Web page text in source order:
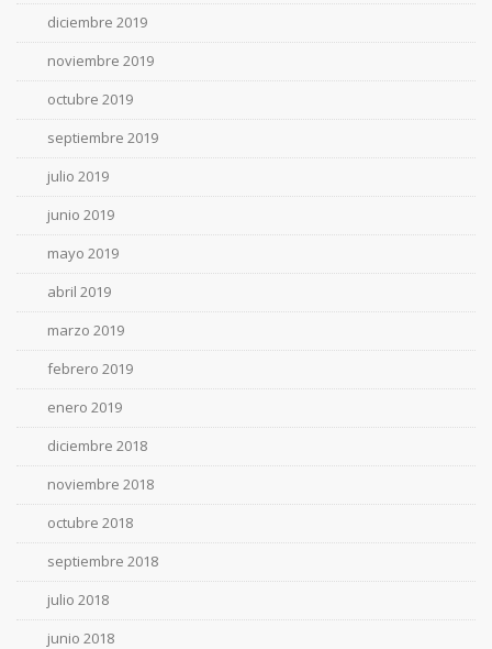
diciembre 2019
noviembre 2019
octubre 2019
septiembre 2019
julio 2019
junio 2019
mayo 2019
abril 2019
marzo 2019
febrero 2019
enero 2019
diciembre 2018
noviembre 2018
octubre 2018
septiembre 2018
julio 2018
junio 2018